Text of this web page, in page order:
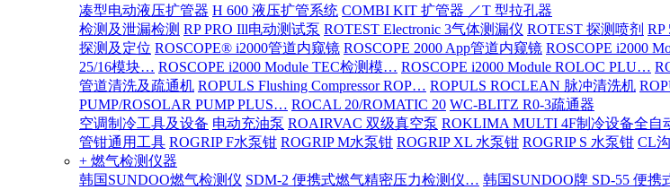
凑型电动液压扩管器 H 600 液压扩管系统 COMBI KIT 扩管器 ／T 型拉孔器
检测及泄漏检测 RP PRO Ill电动测试泵 ROTEST Electronic 3气体测漏仪 ROTEST 探测喷剂 RP
探测及定位 ROSCOPE® i2000管道内窥镜 ROSCOPE 2000 App管道内窥镜 ROSCOPE i2000
25/16模块… ROSCOPE i2000 Module TEC检测模… ROSCOPE i2000 Module ROLOC PLU…
管道清洗及疏通机 ROPULS Flushing Compressor ROP… ROPULS ROCLEAN 脉冲清洗机
PUMP/ROSOLAR PUMP PLUS… ROCAL 20/ROMATIC 20 WC-BLITZ R0-3疏通器
空调制冷工具及设备 电动充油泵 ROAIRVAC 双级真空泵 ROKLIMA MULTI 4F制冷设备全
管钳通用工具 ROGRIP F水泵钳 ROGRIP M水泵钳 ROGRIP XL 水泵钳 ROGRIP S 水泵钳 CL
+ 燃气检测仪器
韩国SUNDOO燃气检测仪 SDM-2 便携式燃气精密压力检测仪… 韩国SUNDOO牌 SD-55 便